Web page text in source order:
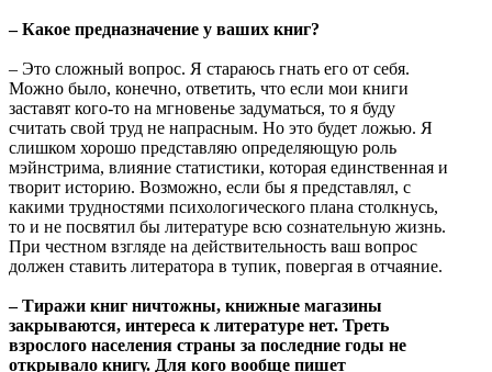
– Какое предназначение у ваших книг?
– Это сложный вопрос. Я стараюсь гнать его от себя.
Можно было, конечно, ответить, что если мои книги
заставят кого-то на мгновенье задуматься, то я буду
считать свой труд не напрасным. Но это будет ложью. Я
слишком хорошо представляю определяющую роль
мэйнстрима, влияние статистики, которая единственная и
творит историю. Возможно, если бы я представлял, с
какими трудностями психологического плана столкнусь,
то и не посвятил бы литературе всю сознательную жизнь.
При честном взгляде на действительность ваш вопрос
должен ставить литератора в тупик, повергая в отчаяние.
– Тиражи книг ничтожны, книжные магазины
закрываются, интереса к литературе нет. Треть
взрослого населения страны за последние годы не
открывало книгу. Для кого вообще пишет